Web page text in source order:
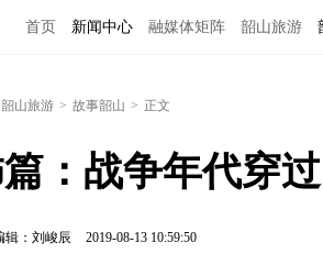
首页 新闻中心 融媒体矩阵 韶山旅游
韶山旅游 > 故事韶山 > 正文
：战争年代穿
辑：刘峻辰 2019-08-13 10:59:50